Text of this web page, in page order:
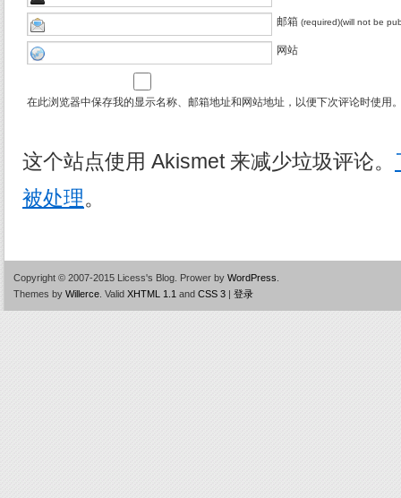
邮箱 (required)(will not be
网站
在此浏览器中保存我的显示名称、邮箱地址和网站地址，以便下次评论时使用
这个站点使用 Akismet 来减少垃圾评论。
被处理。
Copyright © 2007-2015 Licess's Blog. Prower by WordPress
Themes by Willerce Valid XHTML 1.1 and CSS 3 | 登录